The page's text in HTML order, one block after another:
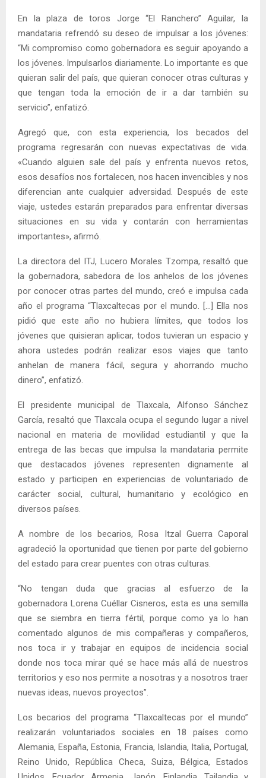
En la plaza de toros Jorge “El Ranchero” Aguilar, la
mandataria refrendó su deseo de impulsar a los jóvenes:
“Mi compromiso como gobernadora es seguir apoyando a
los jóvenes. Impulsarlos diariamente. Lo importante es que
quieran salir del país, que quieran conocer otras culturas y
que tengan toda la emoción de ir a dar también su
servicio”, enfatizó.
Agregó que, con esta experiencia, los becados del
programa regresarán con nuevas expectativas de vida.
«Cuando alguien sale del país y enfrenta nuevos retos,
esos desafíos nos fortalecen, nos hacen invencibles y nos
diferencian ante cualquier adversidad. Después de este
viaje, ustedes estarán preparados para enfrentar diversas
situaciones en su vida y contarán con herramientas
importantes», afirmó.
La directora del ITJ, Lucero Morales Tzompa, resaltó que
la gobernadora, sabedora de los anhelos de los jóvenes
por conocer otras partes del mundo, creó e impulsa cada
año el programa “Tlaxcaltecas por el mundo. […] Ella nos
pidió que este año no hubiera límites, que todos los
jóvenes que quisieran aplicar, todos tuvieran un espacio y
ahora ustedes podrán realizar esos viajes que tanto
anhelan de manera fácil, segura y ahorrando mucho
dinero”, enfatizó.
El presidente municipal de Tlaxcala, Alfonso Sánchez
García, resaltó que Tlaxcala ocupa el segundo lugar a nivel
nacional en materia de movilidad estudiantil y que la
entrega de las becas que impulsa la mandataria permite
que destacados jóvenes representen dignamente al
estado y participen en experiencias de voluntariado de
carácter social, cultural, humanitario y ecológico en
diversos países.
A nombre de los becarios, Rosa Itzal Guerra Caporal
agradeció la oportunidad que tienen por parte del gobierno
del estado para crear puentes con otras culturas.
“No tengan duda que gracias al esfuerzo de la
gobernadora Lorena Cuéllar Cisneros, esta es una semilla
que se siembra en tierra fértil, porque como ya lo han
comentado algunos de mis compañeras y compañeros,
nos toca ir y trabajar en equipos de incidencia social
donde nos toca mirar qué se hace más allá de nuestros
territorios y eso nos permite a nosotras y a nosotros traer
nuevas ideas, nuevos proyectos”.
Los becarios del programa “Tlaxcaltecas por el mundo”
realizarán voluntariados sociales en 18 países como
Alemania, España, Estonia, Francia, Islandia, Italia, Portugal,
Reino Unido, República Checa, Suiza, Bélgica, Estados